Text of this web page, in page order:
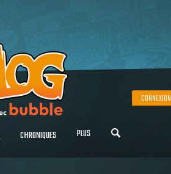
CONNEXION
CHRONIQUES PLUS